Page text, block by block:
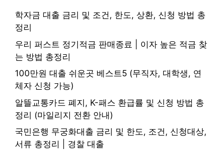
학자금 대출 금리 및 조건, 한도, 상환, 신청 방법 총
정리
우리 퍼스트 정기적금 판매종료 | 이자 높은 적금 찾
는 방법 총정리
100만원 대출 쉬운곳 베스트5 (무직자, 대학생, 연
체자 신청 가능)
알뜰교통카드 폐지, K-패스 환급률 및 신청 방법 총
정리 (마일리지 전환 안내)
국민은행 무궁화대출 금리 및 한도, 조건, 신청대상,
서류 총정리 | 경찰 대출